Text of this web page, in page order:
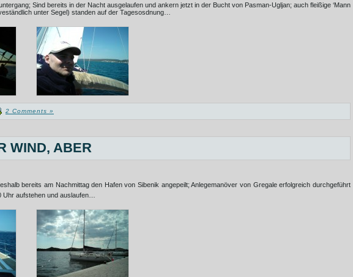
Sind bereits in der Nacht ausgelaufen und ankern jetzt in der Bucht von Pasman-Ugljan; auch fleißige ‘Mann
unter Segel) standen auf der Tagesosdnung…
2 Comments »
WIND, ABER
bereits am Nachmittag den Hafen von Sibenik angepeilt; Anlegemanöver von Gregale erfolgreich durchgeführt
Uhr aufstehen und auslaufen…